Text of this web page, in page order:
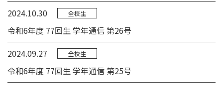
2024.10.30
全校生
令和6年度 77回生 学年通信 第26号
2024.09.27
全校生
令和6年度 77回生 学年通信 第25号